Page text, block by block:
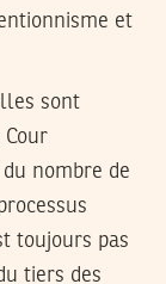
et
sont
Cour
nombre de
toujours pas
tiers des